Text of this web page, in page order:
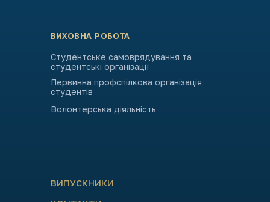
ВИХОВНА РОБОТА
Студентське самоврядування та
студентські організації
Первинна профспілкова організація
студентів
Волонтерська діяльність
ВИПУСКНИКИ